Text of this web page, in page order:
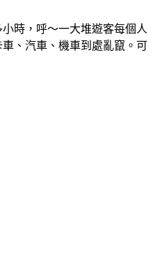
時，呼～一大堆遊客每個人
、汽車、機車到處亂竄。可